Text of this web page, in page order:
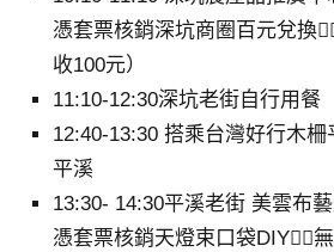
憑套票核銷深坑商圈百元兌換
收100元）
11:10-12:30深坑老街自行用餐
12:40-13:30 搭乘台灣好行木
平溪
13:30- 14:30平溪老街 美雲布
憑套票核銷天燈束口袋DIY，